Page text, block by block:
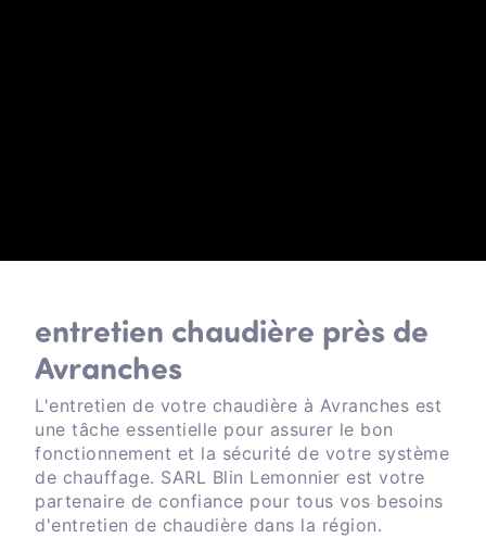
entretien chaudière près de
Avranches
L'entretien de votre chaudière à Avranches est
une tâche essentielle pour assurer le bon
fonctionnement et la sécurité de votre système
de chauffage. SARL Blin Lemonnier est votre
partenaire de confiance pour tous vos besoins
d'entretien de chaudière dans la région.